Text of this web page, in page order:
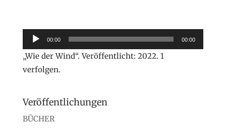
Audio-
Player
00:00 00:00
„Wie der Wind“. Veröffentlicht: 2022. 1
verfolgen.
Veröffentlichungen
BÜCHER